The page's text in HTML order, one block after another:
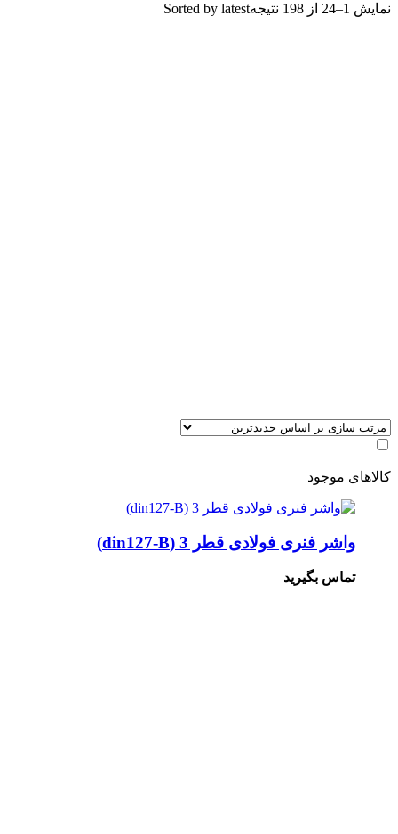
نمایش 1–24 از 198 نتیجه Sorted by latest
کالاهای موجود
واشر فنری فولادی قطر 3 (din127-B)
تماس بگیرید